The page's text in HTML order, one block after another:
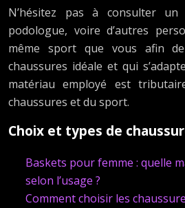
N’hésitez pas à consulter un
podologue, voire d’autres
même sport que vous afin
chaussures idéale et qui
matériau employé est
chaussures et du sport.
Choix et types de
Baskets pour femme : quelle
selon l’usage ?
Comment choisir les